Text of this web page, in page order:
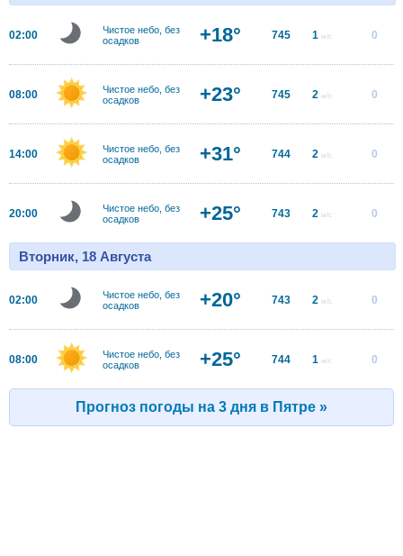
02:00
Чистое небо, без
осадков
+18° 745 1 м/с 0
08:00
Чистое небо, без
осадков
+23° 745 2 м/с 0
14:00
Чистое небо, без
осадков
+31° 744 2 м/с 0
20:00
Чистое небо, без
осадков
+25° 743 2 м/с 0
Вторник, 18 Августа
02:00
Чистое небо, без
осадков
+20° 743 2 м/с 0
08:00
Чистое небо, без
осадков
+25° 744 1 м/с 0
Прогноз погоды на 3 дня в Пятре »